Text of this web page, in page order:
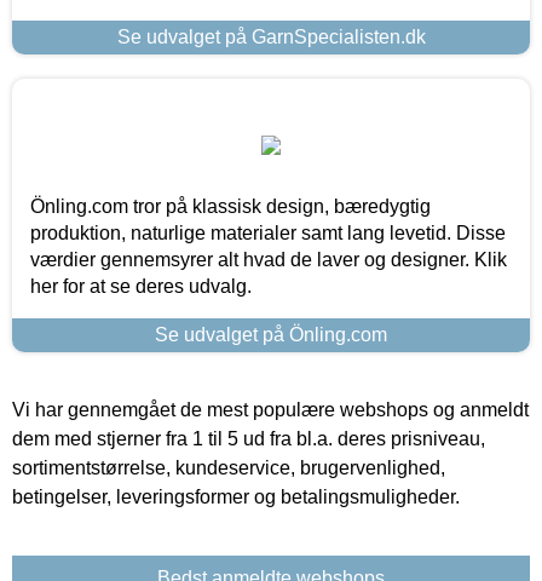
Se udvalget på GarnSpecialisten.dk
Önling.com tror på klassisk design, bæredygtig
produktion, naturlige materialer samt lang levetid. Disse
værdier gennemsyrer alt hvad de laver og designer. Klik
her for at se deres udvalg.
Se udvalget på Önling.com
Vi har gennemgået de mest populære webshops og anmeldt
dem med stjerner fra 1 til 5 ud fra bl.a. deres prisniveau,
sortimentstørrelse, kundeservice, brugervenlighed,
betingelser, leveringsformer og betalingsmuligheder.